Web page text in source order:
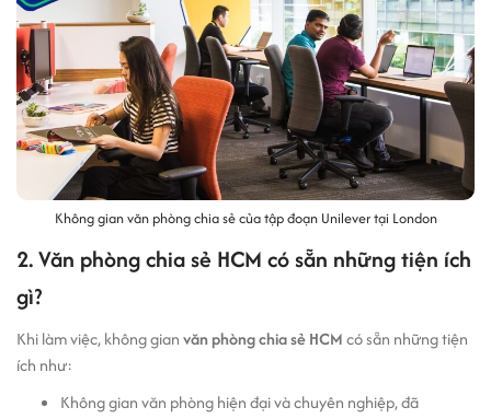
Không gian văn phòng chia sẻ của tập đoạn Unilever tại London
2. Văn phòng chia sẻ HCM có sẵn những tiện ích
gì?
Khi làm việc, không gianvăn phòng chia sẻ HCMcó sẵn những tiện
ích như:
Không gian văn phòng hiện đại và chuyên nghiệp, đã